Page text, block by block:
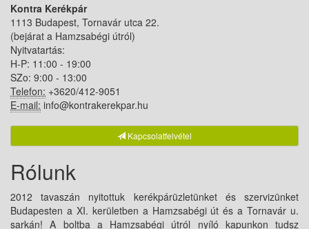
Kontra Kerékpár
1113 Budapest, Tornavár utca 22.
(bejárat a Hamzsabégi útról)
Nyitvatartás:
H-P: 11:00 - 19:00
SZo: 9:00 - 13:00
Telefon: +3620/412-9051
E-mail: info@kontrakerekpar.hu
Kapcsolatfelvétel
Rólunk
2012 tavaszán nyitottuk kerékpárüzletünket és szervizünket
Budapesten a XI. kerületben a Hamzsabégi út és a Tornavár u.
sarkán! A boltba a Hamzsabégi útról nyíló kapunkon tudsz